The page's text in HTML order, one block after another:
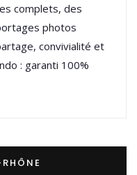
complets, des
photos
convivialité et
: garanti 100%